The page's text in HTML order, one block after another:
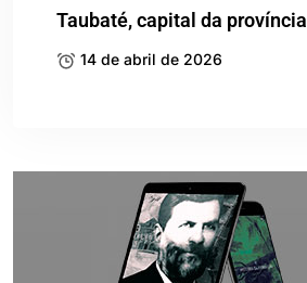
Taubaté, capital da província
14 de abril de 2026